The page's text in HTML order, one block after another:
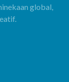
global,